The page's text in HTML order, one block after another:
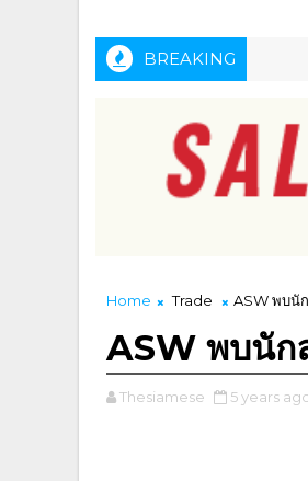
BREAKING
Home Trade ASW พบนั
ASW พบนั
Thesiamese 5 years